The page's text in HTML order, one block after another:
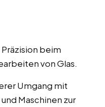
Präzision beim
von Glas.
Umgang mit
Maschinen zur